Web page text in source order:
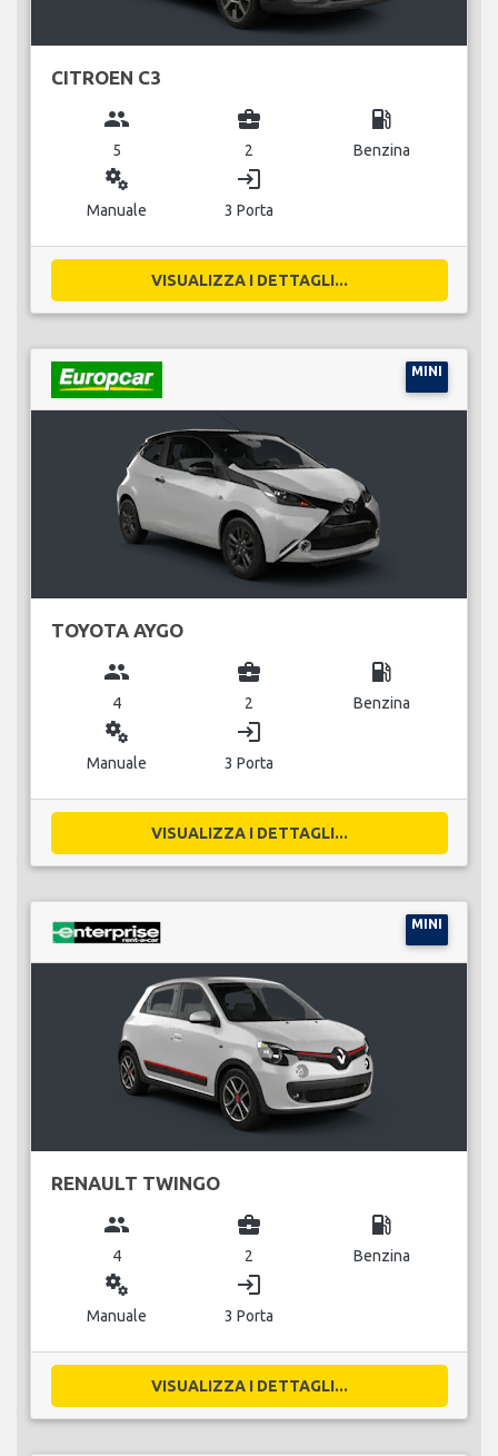
CITROEN C3
group
5
business_center
2
local_gas_station
Benzina
miscellaneous_services
Manuale
login
3 Porta
VISUALIZZA I DETTAGLI...
MINI
TOYOTA AYGO
group
4
business_center
2
local_gas_station
Benzina
miscellaneous_services
Manuale
login
3 Porta
VISUALIZZA I DETTAGLI...
MINI
RENAULT TWINGO
group
4
business_center
2
local_gas_station
Benzina
miscellaneous_services
Manuale
login
3 Porta
VISUALIZZA I DETTAGLI...